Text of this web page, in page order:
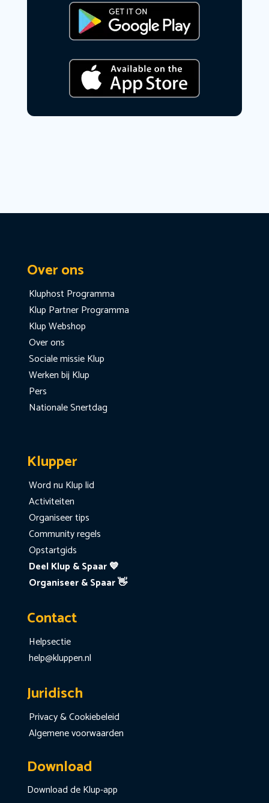
Over ons
Kluphost Programma
Klup Partner Programma
Klup Webshop
Over ons
Sociale missie Klup
Werken bij Klup
Pers
Nationale Snertdag
Klupper
Word nu Klup lid
Activiteiten
Organiseer tips
Community regels
Opstartgids
Deel Klup & Spaar 💙
Organiseer & Spaar 👋
Contact
Helpsectie
help@kluppen.nl
Juridisch
Privacy & Cookiebeleid
Algemene voorwaarden
Download
Download de Klup-app